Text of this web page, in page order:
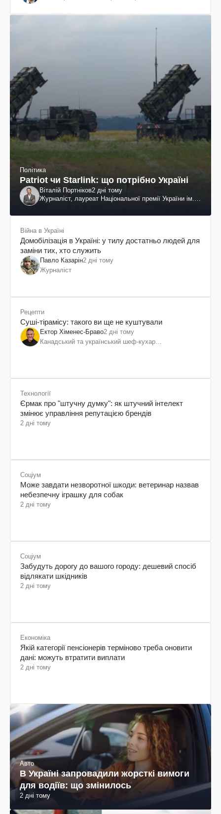
Політика
Patriot чи Starlink: що потрібно Україні
Віталій Портніков2 дні тому
Журналіст, лауреат Національної премії України ім.
Війна в Україні
Домобілізація в Україні: у тилу достатньо людей для
заміни тих, хто служить
Павло Казарін2 дні тому
Журналіст
Рецепти
Суші-тірамісу: такого ви ще не куштували
Ектор Хіменес-Браво2 дні тому
Канадський та український шеф-кухар
Технології
Єрмак про "штучну думку": як штучний інтелект
змінює управління репутацією брендів
2 дні тому
Соціум
Може завдати незворотної шкоди: ветеринар назвав
небезпечну іграшку для собак
2 дні тому
Соціум
Забудуть дорогу до вашого городу: дешевий спосіб
відлякати шкідників
2 дні тому
Економіка
Якій категорії пенсіонерів терміново треба оновити
дані: можуть втратити виплати
2 дні тому
Авто
В Україні запровадили жорсткі вимоги
для водіїв: що змінилось
2 дні тому